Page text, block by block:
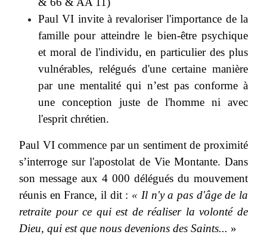
Paul VI invite à revaloriser l'importance de la
famille pour atteindre le bien-être psychique
et moral de l'individu, en particulier des plus
vulnérables, relégués d'une certaine manière
par une mentalité qui n’est pas conforme à
une conception juste de l'homme ni avec
l'esprit chrétien.
Paul VI commence par un sentiment de proximité
s’interroge sur l'apostolat de Vie Montante. Dans
son message aux 4 000 délégués du mouvement
réunis en France, il dit : « Il n'y a pas d'âge de la
retraite pour ce qui est de réaliser la volonté de
Dieu, qui est que nous devenions des Saints... »